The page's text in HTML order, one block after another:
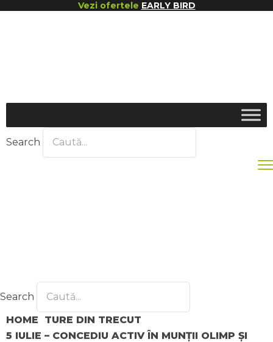
Vezi ofertele EARLY BIRD
Search
Search
HOME
TURE DIN TRECUT
5 IULIE – CONCEDIU ACTIV ÎN MUNȚII OLIMP ȘI